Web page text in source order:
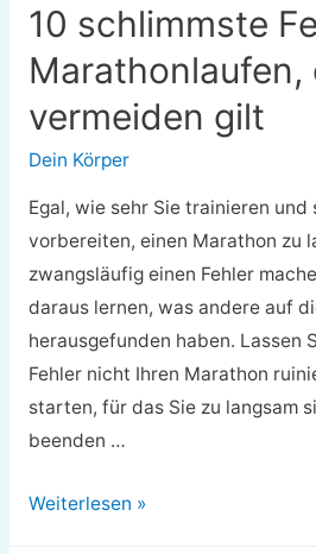
Cross
Country-
Laufsaison
10 schlimmste
Marathonlaufen,
vermeiden gilt
Dein Körper
Egal, wie sehr Sie trainieren
vorbereiten, einen Marathon zu
zwangsläufig einen Fehler
daraus lernen, was andere auf
herausgefunden haben. Lassen
Fehler nicht Ihren Marathon
starten, für das Sie zu langsam
beenden …
10
Weiterlesen »